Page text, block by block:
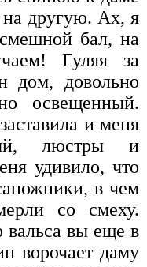
другую. Ах, я
бал, на
Гуляя за
дом, довольно
освещенный.
и меня
люстры и
удивило, что
в чем
со смеху.
вальса вы еще в
ворочает даму